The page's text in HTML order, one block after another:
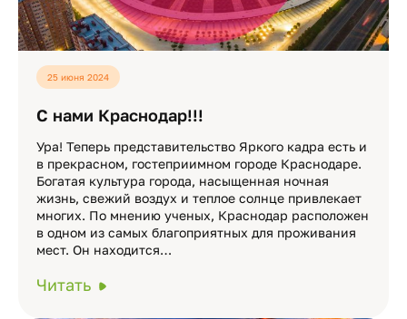
25 июня 2024
С нами Краснодар!!!
Ура! Теперь представительство Яркого кадра есть и
в прекрасном, гостеприимном городе Краснодаре.
Богатая культура города, насыщенная ночная
жизнь, свежий воздух и теплое солнце привлекает
многих. По мнению ученых, Краснодар расположен
в одном из самых благоприятных для проживания
мест. Он находится…
Читать